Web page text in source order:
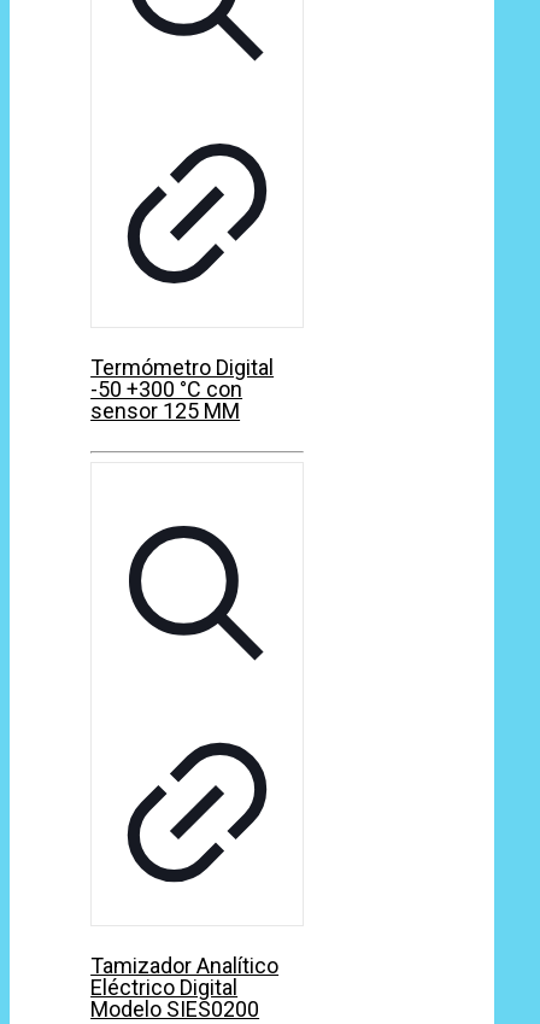
Termómetro Digital
-50 +300 °C con
sensor 125 MM
Tamizador Analítico
Eléctrico Digital
Modelo SIES0200